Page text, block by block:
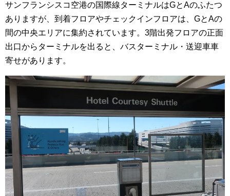
サンフランシスコ空港の国際線ターミナルはGとAのふたつ
ありますが、到着フロアやチェックインフロアは、GとAの
間の中央エリアに集約されています。3階出発フロアの正面
出口からターミナルを出ると、バスターミナル・送迎車車
寄せがあります。